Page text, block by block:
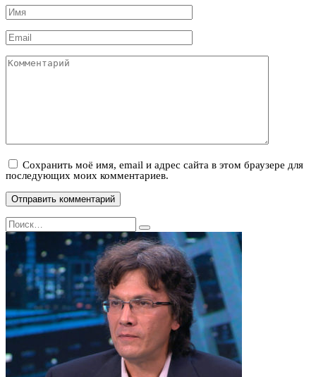
Имя
*
Email
*
Комментарий
Сохранить моё имя, email и адрес сайта в этом браузере для
последующих моих комментариев.
Search
for: